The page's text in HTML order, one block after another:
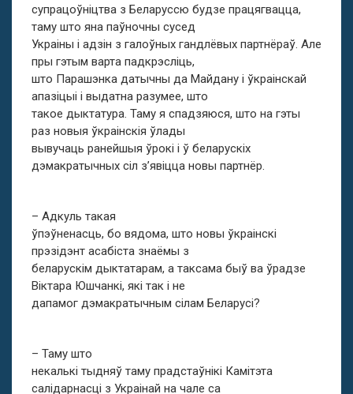
супрацоўніцтва з Беларуссю будзе працягвацца,
таму што яна паўночны сусед
Украіны і адзін з галоўных гандлёвых партнёраў. Але
пры гэтым варта падкрэсліць,
што Парашэнка датычны да Майдану і ўкраінскай
апазіцыі і выдатна разумее, што
такое дыктатура. Таму я спадзяюся, што на гэты
раз новыя ўкраінскія ўлады
вывучаць ранейшыя ўрокі і ў беларускіх
дэмакратычных сіл з’явіцца новы партнёр.
– Адкуль такая
ўпэўненасць, бо вядома, што новы ўкраінскі
прэзідэнт асабіста знаёмы з
беларускім дыктатарам, а таксама быў ва ўрадзе
Віктара Юшчанкі, які так і не
дапамог дэмакратычным сілам Беларусі?
– Таму што
некалькі тыдняў таму прадстаўнікі Камітэта
салідарнасці з Украінай на чале са